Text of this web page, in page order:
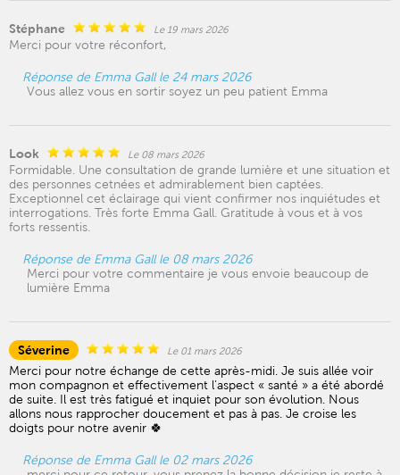
Stéphane Le 19 mars 2026
Merci pour votre réconfort,
Réponse de Emma Gall le 24 mars 2026
Vous allez vous en sortir soyez un peu patient Emma
Look Le 08 mars 2026
Formidable. Une consultation de grande lumière et une situation et
des personnes cetnées et admirablement bien captées.
Exceptionnel cet éclairage qui vient confirmer nos inquiétudes et
interrogations. Très forte Emma Gall. Gratitude à vous et à vos
forts ressentis.
Réponse de Emma Gall le 08 mars 2026
Merci pour votre commentaire je vous envoie beaucoup de
lumière Emma
Séverine Le 01 mars 2026
Merci pour notre échange de cette après-midi. Je suis allée voir
mon compagnon et effectivement l’aspect « santé » a été abordé
de suite. Il est très fatigué et inquiet pour son évolution. Nous
allons nous rapprocher doucement et pas à pas. Je croise les
doigts pour notre avenir 🍀
Réponse de Emma Gall le 02 mars 2026